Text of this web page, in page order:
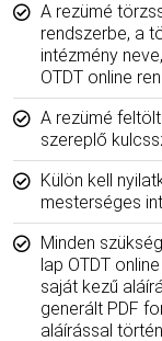
A rezümé
rendszerbe, a
intézmény
OTDT online
A rezümé
szereplő
Külön kell
mesterséges
Minden
lap OTDT
saját kezű
generált PDF
aláírással